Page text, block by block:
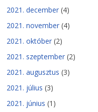
2021. december (4)
2021. november (4)
2021. október (2)
2021. szeptember (2)
2021. augusztus (3)
2021. július (3)
2021. június (1)